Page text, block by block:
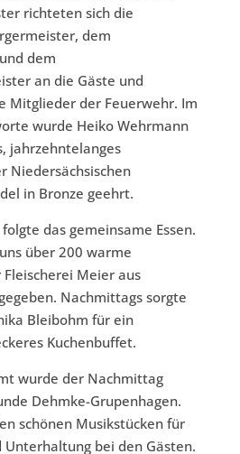
richteten sich die
dem
dem
an die Gäste und
Mitglieder der Feuerwehr. Im
wurde Heiko Wehrmann
jahrzehntelanges
Niedersächsischen
in Bronze geehrt.
das gemeinsame Essen.
über 200 warme
Meier aus
Nachmittags sorgte
Bleibohm für ein
Kuchenbuffet.
wurde der Nachmittag
Dehmke-Grupenhagen.
schönen Musikstücken für
bei den Gästen.